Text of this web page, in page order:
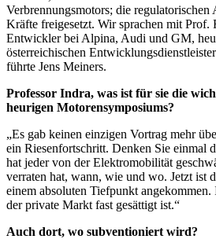
Verbrennungsmotors; die regulatorischen
Kräfte freigesetzt. Wir sprachen mit Prof.
Entwickler bei Alpina, Audi und GM,
österreichischen
führte Jens Meiners.
Professor Indra, was ist für sie die
heurigen Motorensymposiums?
„Es gab keinen einzigen Vortrag mehr
ein Riesenfortschritt. Denken Sie einmal
hat jeder von der Elektromobilität
verraten hat, wann, wie und wo. Jetzt ist
einem absoluten Tiefpunkt angekommen.
der private Markt fast gesättigt ist.“
Auch dort, wo subventioniert wird?